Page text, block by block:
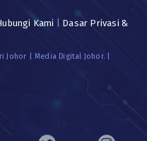
Kami
Dasar Privasi &
Johor | Media Digital Johor. |